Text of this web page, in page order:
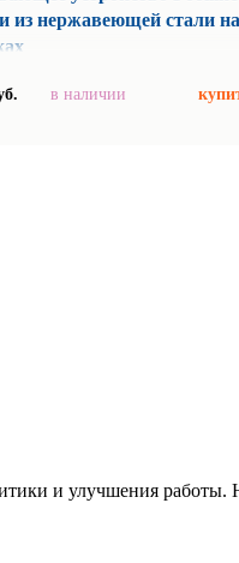
из нержавеющей стали на
в наличии
и улучшения работы.